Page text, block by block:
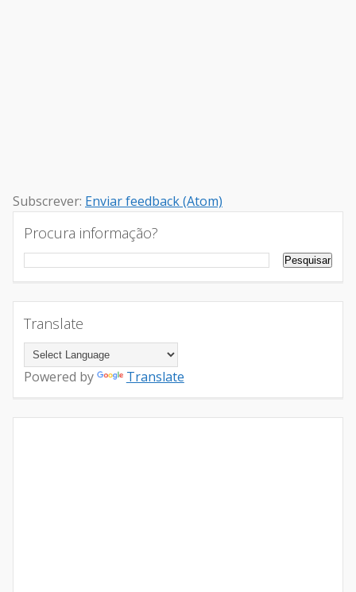
Subscrever: Enviar feedback (Atom)
Procura informação?
Translate
Powered by Translate